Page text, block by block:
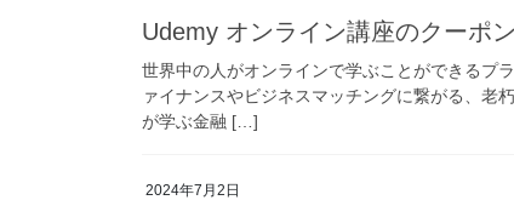
Udemy オンライン講座のクーポ
世界中の人がオンラインで学ぶことができる
ァイナンスやビジネスマッチングに繋がる、
が学ぶ金融 […]
2024年7月2日